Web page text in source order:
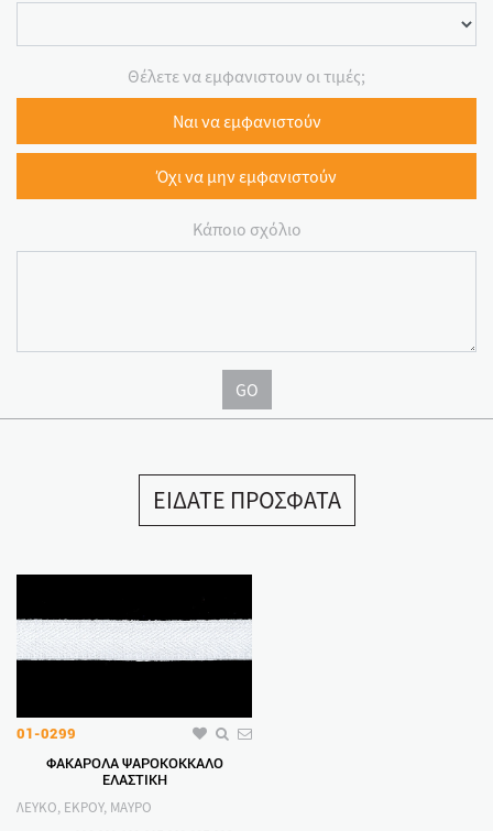
Θέλετε να εμφανιστουν οι τιμές;
Ναι να εμφανιστούν
Όχι να μην εμφανιστούν
Κάποιο σχόλιο
GO
ΕΙΔΑΤΕ ΠΡΟΣΦΑΤΑ
01-0299
ΦΑΚΑΡΟΛΑ ΨΑΡΟΚΟΚΚΑΛΟ
ΕΛΑΣΤΙΚΗ
ΛΕΥΚΟ, ΕΚΡΟΥ, ΜΑΥΡΟ